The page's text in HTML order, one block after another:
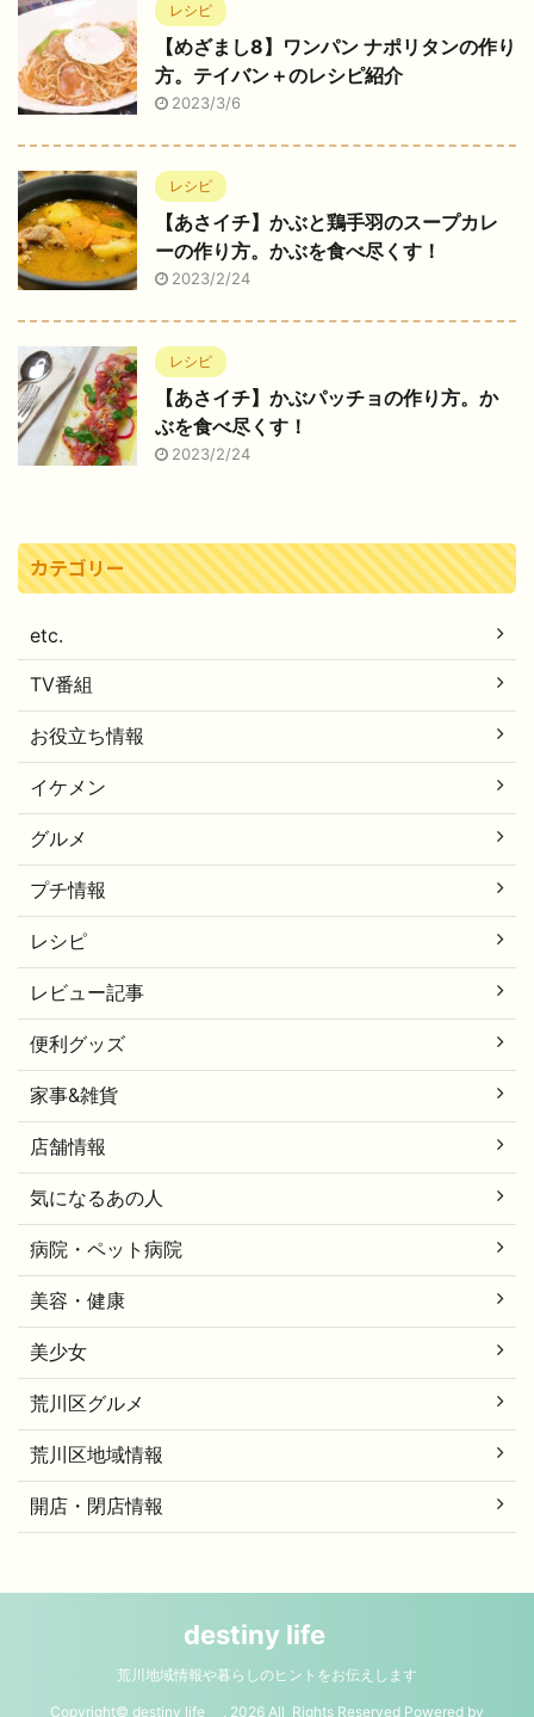
レシピ
【めざまし8】ワンパン ナポリタンの作り
方。テイバン＋のレシピ紹介
2023/3/6
レシピ
【あさイチ】かぶと鶏手羽のスープカレ
ーの作り方。かぶを食べ尽くす！
2023/2/24
レシピ
【あさイチ】かぶパッチョの作り方。か
ぶを食べ尽くす！
2023/2/24
カテゴリー
etc.
TV番組
お役立ち情報
イケメン
グルメ
プチ情報
レシピ
レビュー記事
便利グッズ
家事&雑貨
店舗情報
気になるあの人
病院・ペット病院
美容・健康
美少女
荒川区グルメ
荒川区地域情報
開店・閉店情報
destiny life
荒川地域情報や暮らしのヒントをお伝えします
Copyright© destiny life , 2026 All Rights Reserved Powered by